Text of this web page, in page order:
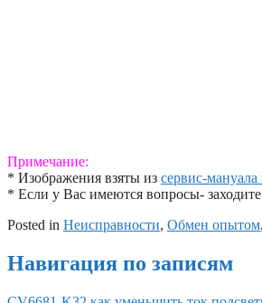
Примечание:
* Изображения взяты из сервис-
* Если у Вас имеются вопросы-
Posted in Неисправности, Обмен опытом,
Навигация по записям